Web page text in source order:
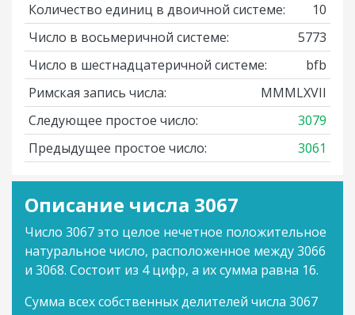
Количество единиц в двоичной системе:
10
Число в восьмеричной системе:
5773
Число в шестнадцатеричной системе:
bfb
Римская запись числа:
MMMLXVII
Следующее простое число:
3079
Предыдущее простое число:
3061
Описание числа 3067
Число 3067 это целое нечетное положительное
натуральное число, расположенное между 3066
и 3068. Состоит из 4 цифр, а их сумма равна 16.
Сумма всех собственных делителей числа 3067